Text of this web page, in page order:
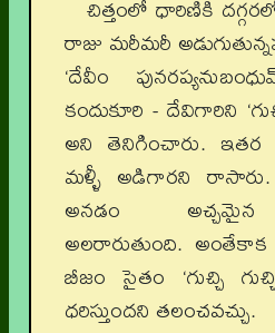
చిత్తంలో ధారిణికి
రాజు మరీమరీ
‘దేవీం
కందుకూరి - దేవిగారిని
అని తెనిగించారు. ఇతర
మళ్ళీ అడిగారని రాసారు.
అనడం అచ్చమైన
అలరారుతుంది.
బీజం సైతం ‘గుచ్చి
ధరిస్తుందని తలంచవచ్చు.